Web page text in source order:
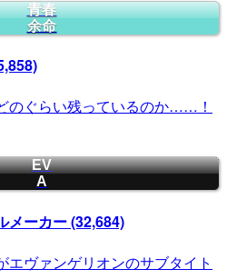
青春
余命
のぐらい残っているのか……！
EV
A
メーカー(32,684)
エヴァンゲリオンのサブタイト